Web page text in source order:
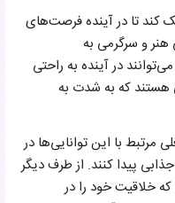
کند تا در آینده فرصت‌های
هنر و سرگرمی به
در آینده به راحتی
هستند که به شدت به
مرتبط با این توانایی‌ها در
پیدا کنند. از طرف دیگر
خلاقیت خود را در